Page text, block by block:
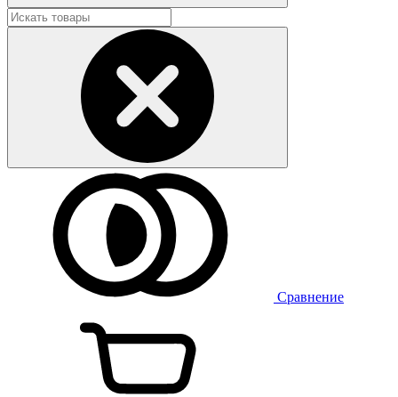
Сравнение